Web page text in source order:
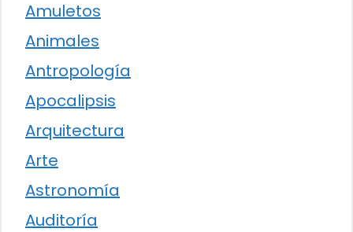
Amuletos
Animales
Antropología
Apocalipsis
Arquitectura
Arte
Astronomía
Auditoría